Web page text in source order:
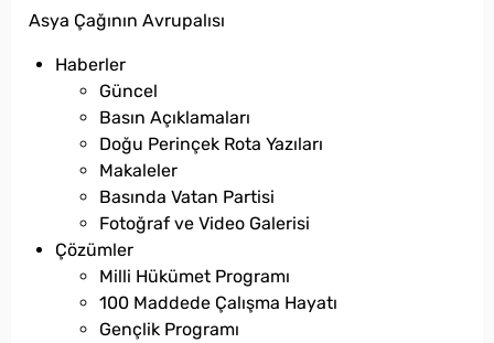
Asya Çağının Avrupalısı
Haberler
Güncel
Basın Açıklamaları
Doğu Perinçek Rota Yazıları
Makaleler
Basında Vatan Partisi
Fotoğraf ve Video Galerisi
Çözümler
Milli Hükümet Programı
100 Maddede Çalışma Hayatı
Gençlik Programı